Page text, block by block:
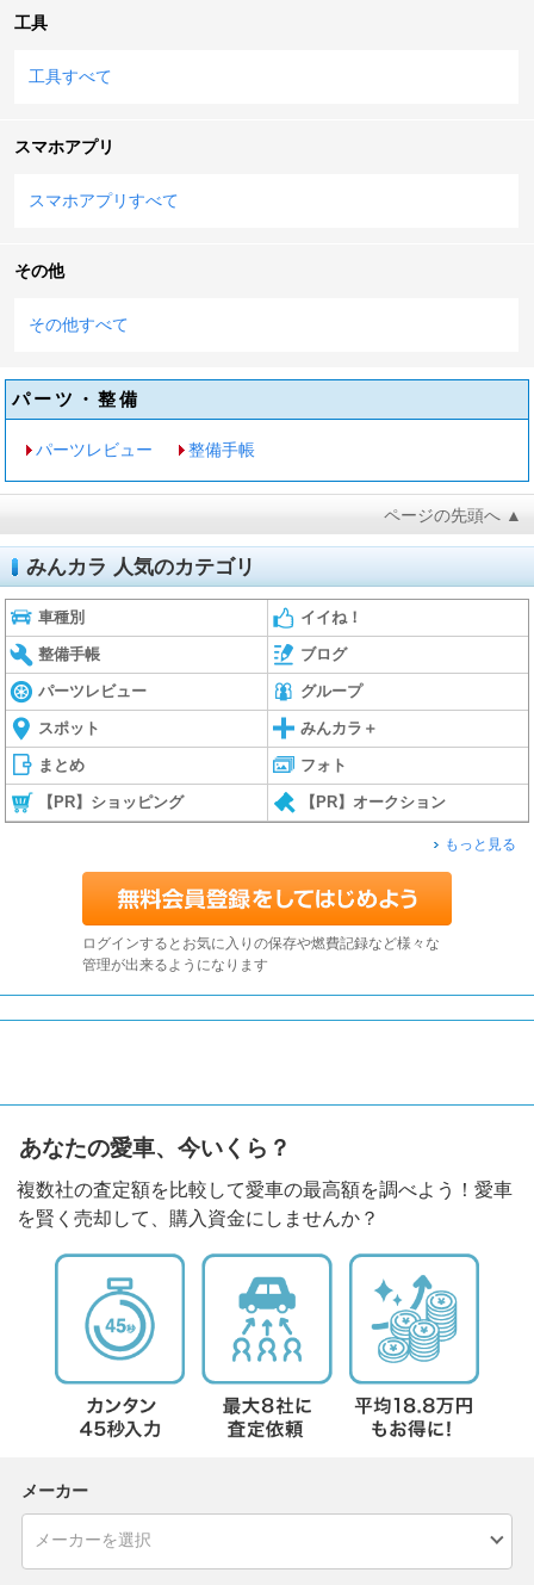
工具
工具すべて
スマホアプリ
スマホアプリすべて
その他
その他すべて
パーツ・整備
パーツレビュー 整備手帳
ページの先頭へ ▲
みんカラ 人気のカテゴリ
車種別 イイね！
整備手帳 ブログ
パーツレビュー グループ
スポット みんカラ＋
まとめ フォト
【PR】ショッピング 【PR】オークション
もっと見る
ログインするとお気に入りの保存や燃費記録など様々な
管理が出来るようになります
あなたの愛車、今いくら？
複数社の査定額を比較して愛車の最高額を調べよう！愛車
を賢く売却して、購入資金にしませんか？
メーカー